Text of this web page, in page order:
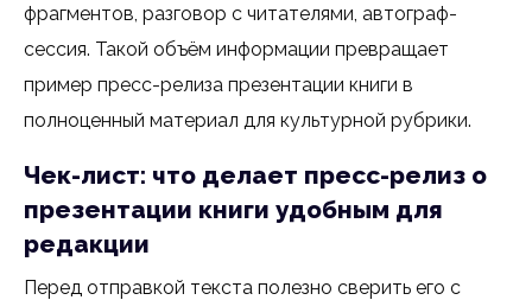
фрагментов, разговор с читателями, автограф-
сессия. Такой объём информации превращает
пример пресс-релиза презентации книги в
полноценный материал для культурной рубрики.
Чек-лист: что делает пресс-релиз о
презентации книги удобным для
редакции
Перед отправкой текста полезно сверить его с